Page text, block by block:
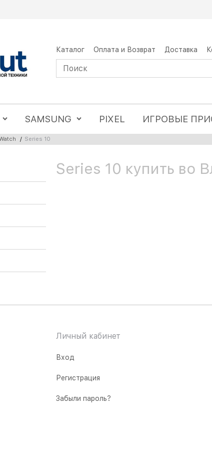
Каталог Оплата и Возврат Доставка
SAMSUNG PIXEL ИГРОВЫЕ
/ Series 10
Series 10 купить во
Личный кабинет
Вход
Регистрация
Забыли пароль?